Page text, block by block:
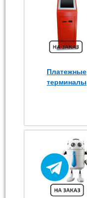
Платежные
терминалы